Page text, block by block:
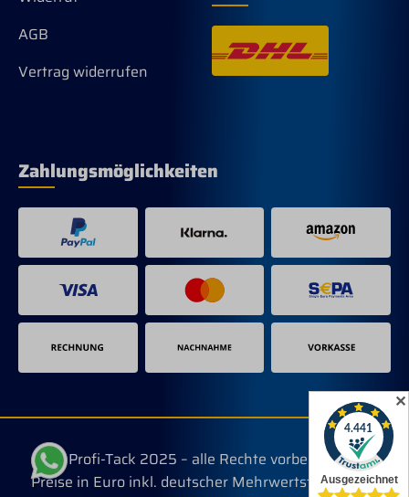
AGB
Vertrag widerrufen
Zahlungsmöglichkeiten
© Profi-Tack 2025 – alle Rechte vorbehalten.
Preise in Euro inkl. deutscher Mehrwertsteuer, evtl.
✕